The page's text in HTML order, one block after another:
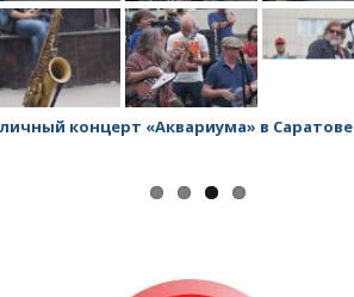
концерт «Аквариума» в Саратове